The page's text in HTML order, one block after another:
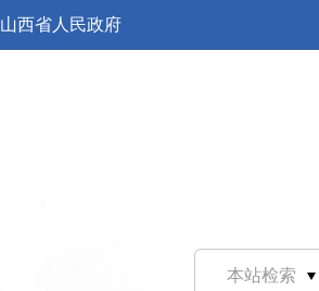
山西省人民政府
本站检索